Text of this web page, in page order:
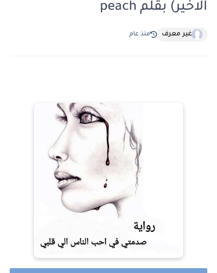
الاخير) بقلم peach
غير معرف منذ عام